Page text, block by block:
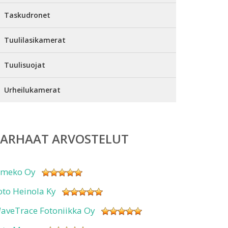
Taskudronet
Tuulilasikamerat
Tuulisuojat
Urheilukamerat
ARVOSTELUT
Oy
Heinola Ky
Fotoniikka Oy